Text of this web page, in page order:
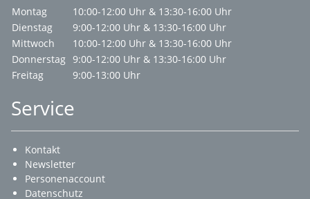
Montag
10:00-12:00 Uhr & 13:30-16:00 Uhr
Dienstag
9:00-12:00 Uhr & 13:30-16:00 Uhr
Mittwoch
10:00-12:00 Uhr & 13:30-16:00 Uhr
Donnerstag 9:00-12:00 Uhr & 13:30-16:00 Uhr
Freitag
9:00-13:00 Uhr
Service
Kontakt
Newsletter
Personenaccount
Datenschutz